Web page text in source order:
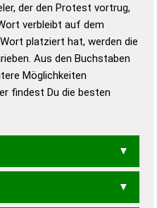
Standardwerk in 12 Bänden
Richtiges und gutes
Die deutsche Grammatik
Deutsches
der den Protest vortrug,
verbleibt auf dem
platziert hat, werden die
Aus den Buchstaben
Möglichkeiten
findest Du die besten